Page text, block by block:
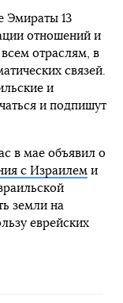
Эмираты 13
отношений и
отраслям, в
связей.
и
и подпишут
в мае объявил о
с Израилеми
земли на
еврейских